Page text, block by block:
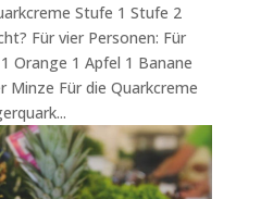
Stufe 1 Stufe 2
Für vier Personen: Für
Orange 1 Apfel 1 Banane
Minze Für die Quarkcreme